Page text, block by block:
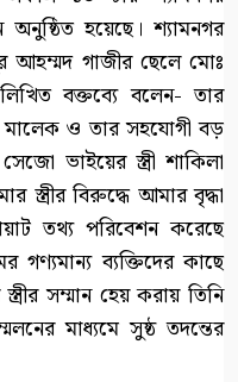
অনুষ্ঠিত হয়েছে। শ্যামনগর
আহম্মদ গাজীর ছেলে মোঃ
বক্তব্যে বলেন- তার
ও তার সহযোগী বড়
ভাইয়ের স্ত্রী শাকিলা
বিরুদ্ধে আমার বৃদ্ধা
তথ্য পরিবেশন করেছে
গণ্যমান্য ব্যক্তিদের কাছে
সম্মান হেয় করায় তিনি
মাধ্যমে সুষ্ঠ তদন্তের